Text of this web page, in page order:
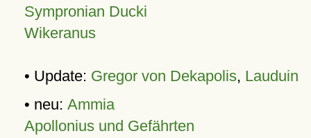
Sympronian Ducki
Wikeranus
• Update: Gregor von Dekapolis, Lauduin
• neu: Ammia
Apollonius und Gefährten